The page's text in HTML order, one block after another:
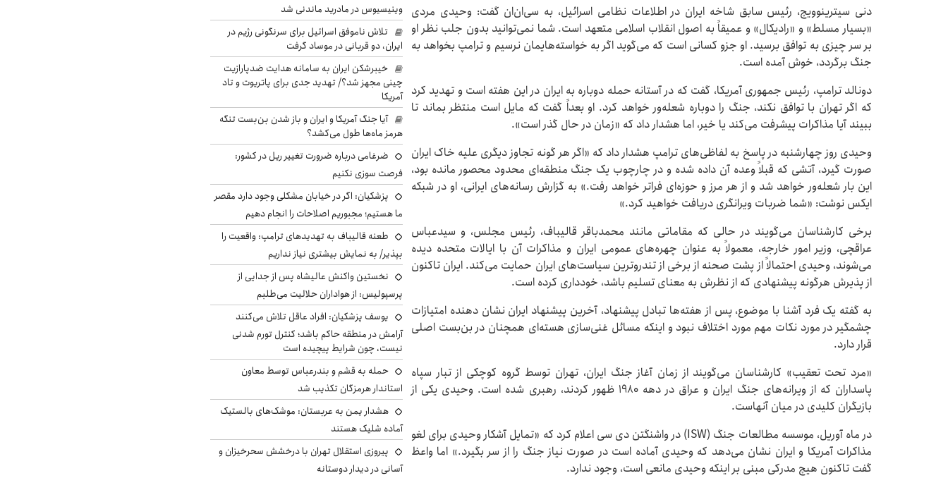
دنی سیترینوویچ، رئیس سابق شاخه ایران در اطلاعات نظامی اسرائیل، به سی‌ان‌ان گفت: وحیدی مردی
«بسیار مسلط» و «رادیکال» و عمیقاً به اصول انقلاب اسلامی متعهد است. شما نمی‌توانید بدون جلب نظر او
بر سر چیزی به توافق برسید. او جزو کسانی است که می‌گوید اگر به خواسته‌هایمان نرسیم و ترامپ بخواهد به
جنگ برگردد، خوش آمده است.
دونالد ترامپ، رئیس جمهوری آمریکا، گفت که در آستانه حمله دوباره به ایران در این هفته است و تهدید کرد
که اگر تهران با توافق نکند، جنگ را دوباره شعله‌ور خواهد کرد. او بعداً گفت که مایل است منتظر بماند تا
ببیند آیا مذاکرات پیشرفت می‌کند یا خیر، اما هشدار داد که «زمان در حال گذر است».
وحیدی روز چهارشنبه در پاسخ به لفاظی‌های ترامپ هشدار داد که «اگر هر گونه تجاوز دیگری علیه خاک ایران
صورت گیرد، آتشی که قبلاً وعده آن داده شده و در چارچوب یک جنگ منطقه‌ای محدود محصور مانده بود،
این بار شعله‌ور خواهد شد و از هر مرز و حوزه‌ای فراتر خواهد رفت.» به گزارش رسانه‌های ایرانی، او در شبکه
ایکس نوشت: «شما ضربات ویرانگری دریافت خواهید کرد.»
برخی کارشناسان می‌گویند در حالی که مقاماتی مانند محمدباقر قالیباف، رئیس مجلس، و سیدعباس
عراقچی، وزیر امور خارجه، معمولاً به عنوان چهره‌های عمومی ایران و مذاکرات آن با ایالات متحده دیده
می‌شوند، وحیدی احتمالاً از پشت صحنه از برخی از تندروترین سیاست‌های ایران حمایت می‌کند. ایران تاکنون
از پذیرش هرگونه پیشنهادی که از نظرش به معنای تسلیم باشد، خودداری کرده است.
به گفته یک فرد آشنا با موضوع، پس از هفته‌ها تبادل پیشنهاد، آخرین پیشنهاد ایران نشان دهنده امتیازات
چشمگیر در مورد نکات مهم مورد اختلاف نبود و اینکه مسائل غنی‌سازی هسته‌ای همچنان در بن‌بست اصلی
قرار دارد.
«مرد تحت تعقیب» کارشناسان می‌گویند از زمان آغاز جنگ ایران، تهران توسط گروه کوچکی از تبار سپاه
پاسداران که از ویرانه‌های جنگ ایران و عراق در دهه ۱۹۸۰ ظهور کردند، رهبری شده است. وحیدی یکی از
بازیگران کلیدی در میان آنهاست.
در ماه آوریل، موسسه مطالعات جنگ (ISW) در واشنگتن دی سی اعلام کرد که «تمایل آشکار وحیدی برای لغو
مذاکرات آمریکا و ایران نشان می‌دهد که وحیدی آماده است در صورت نیاز جنگ را از سر بگیرد.» اما واعظ
گفت تاکنون هیچ مدرکی مبنی بر اینکه وحیدی مانعی است، وجود ندارد.
وینیسیوس در مادرید ماندنی شد
تلاش ناموفق اسرائیل برای سرنگونی رژیم در
ایران، دو قربانی در موساد گرفت
خیبرشکن ایران به سامانه هدایت ضدپارازیت
چینی مجهز شد؟/ تهدید جدی برای پاتریوت و تاد
آمریکا
آیا جنگ آمریکا و ایران و باز شدن بن‌بست تنگه
هرمز ماه‌ها طول می‌کشد؟
ضرغامی درباره ضرورت تغییر ریل در کشور:
فرصت سوزی نکنیم
پزشکیان: اگر در خیابان مشکلی وجود دارد مقصر
ما هستیم؛ مجبوریم اصلاحات را انجام دهیم
طعنه قالیباف به تهدیدهای ترامپ: واقعیت را
بپذیر/ به نمایش بیشتری نیاز نداریم
نخستین واکنش عالیشاه پس از جدایی از
پرسپولیس: از هواداران حلالیت می‌طلبم
یوسف پزشکیان: افراد عاقل تلاش می‌کنند
آرامش در منطقه حاکم باشد؛ کنترل تورم شدنی
نیست، چون شرایط پیچیده است
حمله به قشم و بندرعباس توسط معاون
استاندار هرمزگان تکذیب شد
هشدار یمن به عربستان: موشک‌های بالستیک
آماده شلیک هستند
پیروزی استقلال تهران با درخشش سحرخیزان و
آسانی در دیدار دوستانه